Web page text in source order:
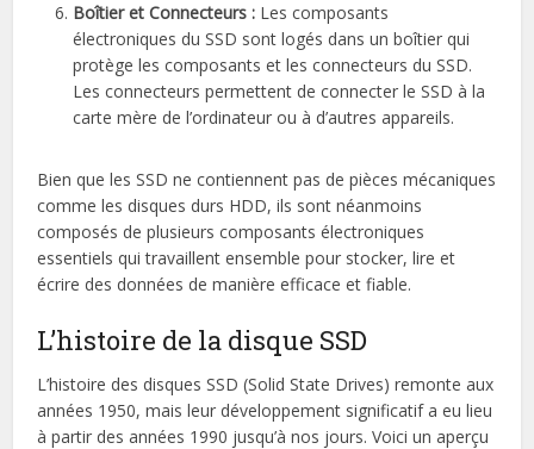
Boîtier et Connecteurs : Les composants
électroniques du SSD sont logés dans un boîtier qui
protège les composants et les connecteurs du SSD.
Les connecteurs permettent de connecter le SSD à la
carte mère de l’ordinateur ou à d’autres appareils.
Bien que les SSD ne contiennent pas de pièces mécaniques
comme les disques durs HDD, ils sont néanmoins
composés de plusieurs composants électroniques
essentiels qui travaillent ensemble pour stocker, lire et
écrire des données de manière efficace et fiable.
L’histoire de la disque SSD
L’histoire des disques SSD (Solid State Drives) remonte aux
années 1950, mais leur développement significatif a eu lieu
à partir des années 1990 jusqu’à nos jours. Voici un aperçu